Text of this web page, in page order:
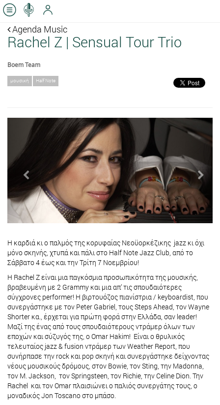
Agenda Music
Rachel Z | Sensual Tour Trio
Boem Team
μουσική Half Note
Previous Next
Η καρδιά κι ο παλμός της κορυφαίας Νεοϋορκέζικης jazz κι όχι
μόνο σκηνής, χτυπά και πάλι στο Half Note Jazz Club, από το
Σάββατο 4 έως και την Τρίτη 7 Νοεμβρίου!
H Rachel Z είναι μια παγκόσμια προσωπικότητα της μουσικής,
βραβευμένη με 2 Grammy και μια απ’ τις σπουδαιότερες
σύγχρονες performer! Η βιρτουόζος πιανίστρια / keyboardist, που
συνεργάστηκε με τον Peter Gabriel, τους Steps Ahead, τον Wayne
Shorter κα., έρχεται για πρώτη φορά στην Ελλάδα, σαν leader!
Μαζί της ένας από τους σπουδαιότερους ντράμερ όλων των
εποχών και σύζυγός της, o Omar Hakim! Είναι ο θρυλικός
τελευταίος jazz & fusion ντράμερ των Weather Report, που
συνήρπασε την rock και pop σκηνή και συνεργάστηκε δείχνοντας
νέους μουσικούς δρόμους, στον Bowie, τον Sting, την Madonna,
τον M. Jackson, τον Springsteen, τον Richie, την Celine Dion. Την
Rachel και τον Omar πλαισιώνει ο παλιός συνεργάτης τους, o
μοναδικός Jon Toscano στο μπάσο.